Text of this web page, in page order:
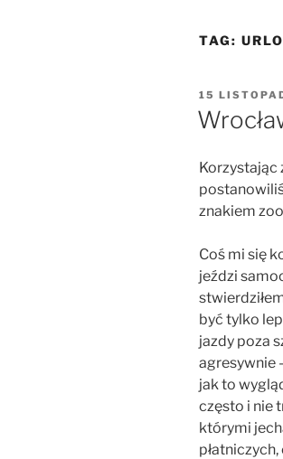
TAG:
W
15
Korzystając
znakiem
Coś mi się
jeździ
być tylko
jazdy poza
agresywnie
jak to
często i nie
którymi